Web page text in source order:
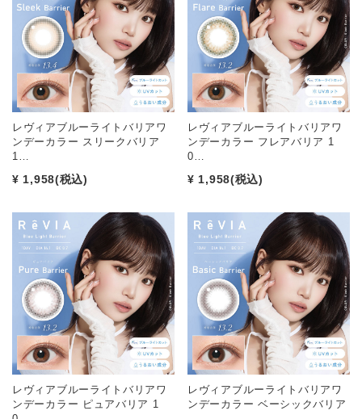
レヴィアブルーライトバリアワ
ンデーカラー スリークバリア
1…
¥ 1,958(税込)
レヴィアブルーライトバリアワ
ンデーカラー フレアバリア 1
0…
¥ 1,958(税込)
レヴィアブルーライトバリアワ
ンデーカラー ピュアバリア 1
レヴィアブルーライトバリアワ
ンデーカラー ベーシックバリア